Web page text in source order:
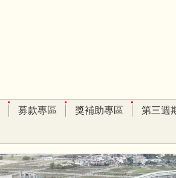
募款專區 獎補助專區 第三週